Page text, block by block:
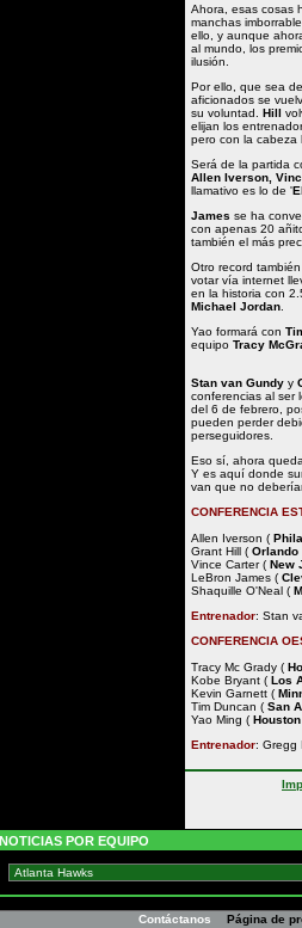
Ahora, esas cosas
manchas
ello, y aunque
al mundo, los
ilusión.
Por ello, que sea
aficionados se
su voluntad. Hill
elijan los
pero con la cabeza
Será de la partida
Allen Iverson,
llamativo es lo de '
James se ha
con apenas 20
también el más
Otro record
votar vía internet
en la historia con
Michael Jordan
Yao formará con
equipo Tracy
Stan van Gundy y
conferencias al ser
del 6 de febrero,
pueden perder
perseguidores.
Eso sí, ahora
Y es aquí donde
van que no
CONFERENCIA
Allen Iverson (
Grant Hill ( Orlando
Vince Carter ( New
LeBron James (
Shaquille O'Neal (
Entrenador: Stan
CONFERENCIA
Tracy Mc Grady (
Kobe Bryant ( Los
Kevin Garnett (
Tim Duncan ( San
Yao Ming (
Entrenador: Gregg
NOTICIAS POR EQUIPO
Contáctanos Página de